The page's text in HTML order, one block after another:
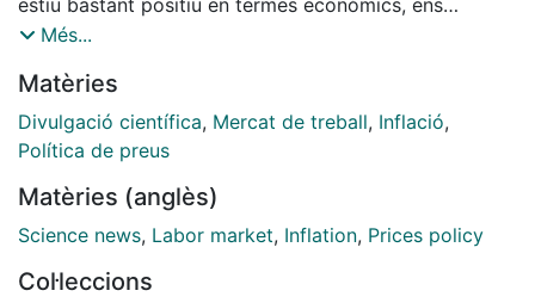
esperen una tardor i un hivern molt durs (...)
Més...
Matèries
Divulgació científica, Mercat de treball, Inflació,
Política de preus
Matèries (anglès)
Science news, Labor market, Inflation, Prices policy
Col·leccions